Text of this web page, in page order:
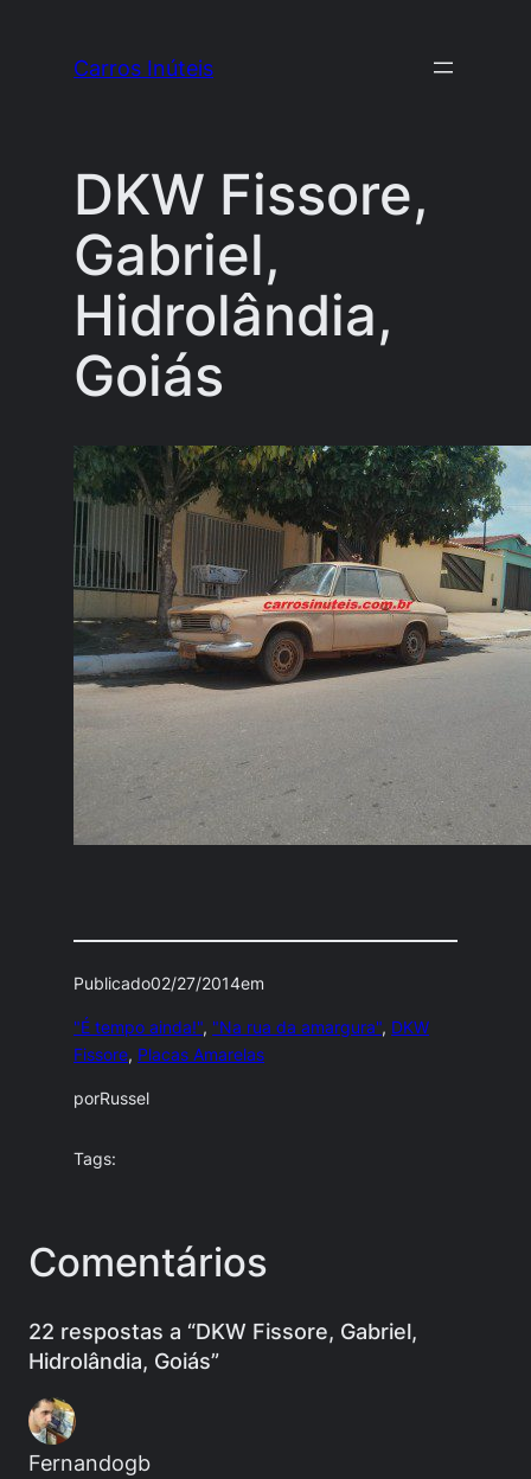
Carros Inúteis
DKW Fissore,
Gabriel,
Hidrolândia,
Goiás
Publicado02/27/2014em
"É tempo ainda!", "Na rua da amargura", DKW
Fissore, Placas Amarelas
porRussel
Tags:
Comentários
22 respostas a “DKW Fissore, Gabriel,
Hidrolândia, Goiás”
Fernandogb